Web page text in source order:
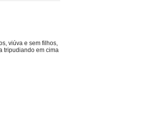
viúva e sem filhos,
tripudiando em cima